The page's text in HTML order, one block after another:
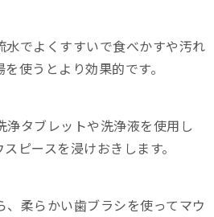
水でよくすすいで食べかすや汚れ
使うとより効果的です。
浄タブレットや洗浄液を使用し
ピースを浸けおきします。
、柔らかい歯ブラシを使ってマウ